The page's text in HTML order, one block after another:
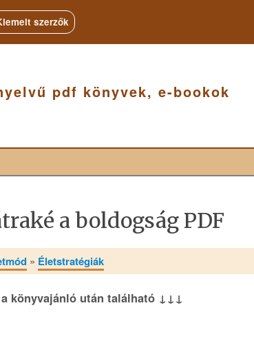
szerzők
pdf könyvek, e-bookok
a boldogság PDF
» Életstratégiák
könyvajánló után található ↓↓↓